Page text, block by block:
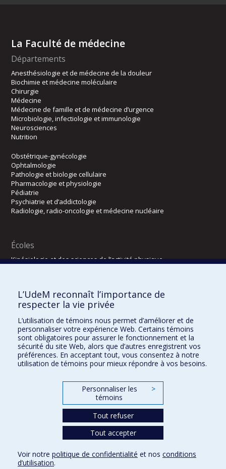
La Faculté de médecine
Départements
Anesthésiologie et de médecine de la douleur
Biochimie et médecine moléculaire
Chirurgie
Médecine
Médecine de famille et de médecine d’urgence
Microbiologie, infectiologie et immunologie
Neurosciences
Nutrition
Obstétrique-gynécologie
Ophtalmologie
Pathologie et biologie cellulaire
Pharmacologie et physiologie
Pédiatrie
Psychiatrie et d’addictologie
Radiologie, radio-oncologie et médecine nucléaire
Écoles
Kinésiologie et des sciences de l’activité physique
Directions
DPC
CPASS
Éthique clinique
Conditions d’utilisation 2025-2026
29e concours du programme de support professoral (PSP)
CONCOURS 2026-2027 – BOURSES DE FORMATION COMPLÉMENTAIRE
L’UdeM reconnaît l’importance de
respecter la vie privée
L’utilisation de témoins nous permet d’améliorer et de
personnaliser votre expérience Web. Certains témoins
sont obligatoires pour assurer le fonctionnement et la
sécurité du site Web, alors que d’autres enregistrent vos
préférences. En acceptant tout, vous consentez à notre
utilisation de témoins pour mieux répondre à vos besoins.
Personnaliser les
témoins
>
Tout refuser
Tout accepter
Voir notre politique de confidentialité et nos conditions
d’utilisation.